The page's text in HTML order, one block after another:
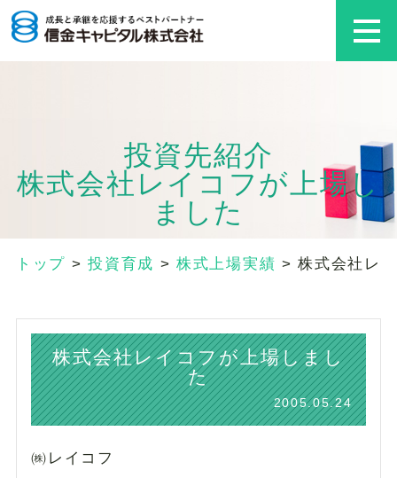
投資先紹介
株式会社レイコフが上場し
ました
トップ >投資育成 >株式上場実績 >株式会社レ
株式会社レイコフが上場しまし
た
2005.05.24
㈱レイコフ